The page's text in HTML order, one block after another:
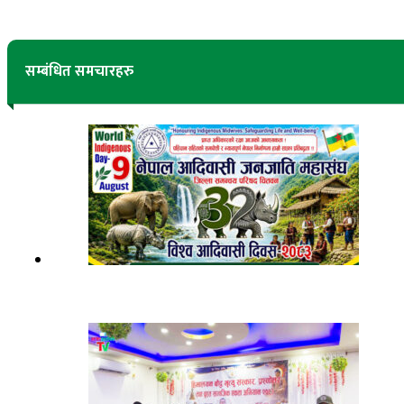
सम्बंधित समचारहरु